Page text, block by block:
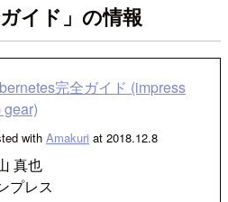
イド」の情報
完全ガイド (impress
gear)
with Amakuri at 2018.12.8
真也
プレス